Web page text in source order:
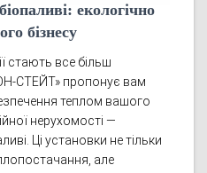
екологічно
бізнесу
стають все більш
СТЕЙТ» пропонує вам
теплом вашого
нерухомості —
Ці установки не тільки
але